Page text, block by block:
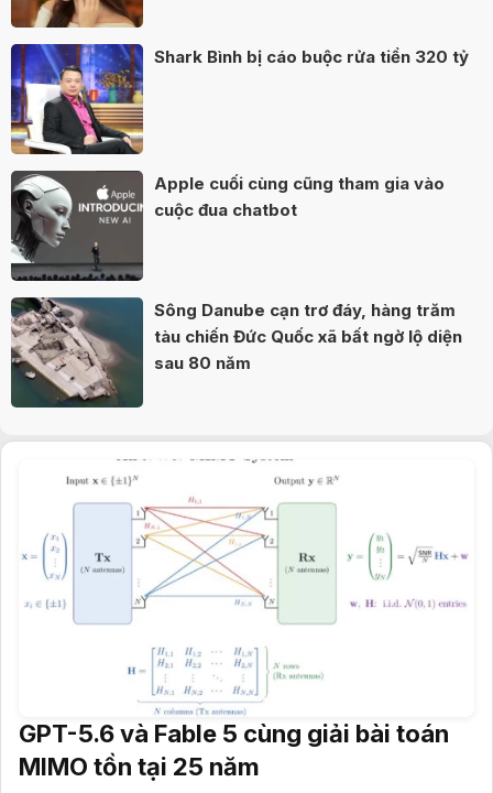
Shark Bình bị cáo buộc rửa tiền 320 tỷ
Apple cuối cùng cũng tham gia vào
cuộc đua chatbot
Sông Danube cạn trơ đáy, hàng trăm
tàu chiến Đức Quốc xã bất ngờ lộ diện
sau 80 năm
GPT-5.6 và Fable 5 cùng giải bài toán
MIMO tồn tại 25 năm